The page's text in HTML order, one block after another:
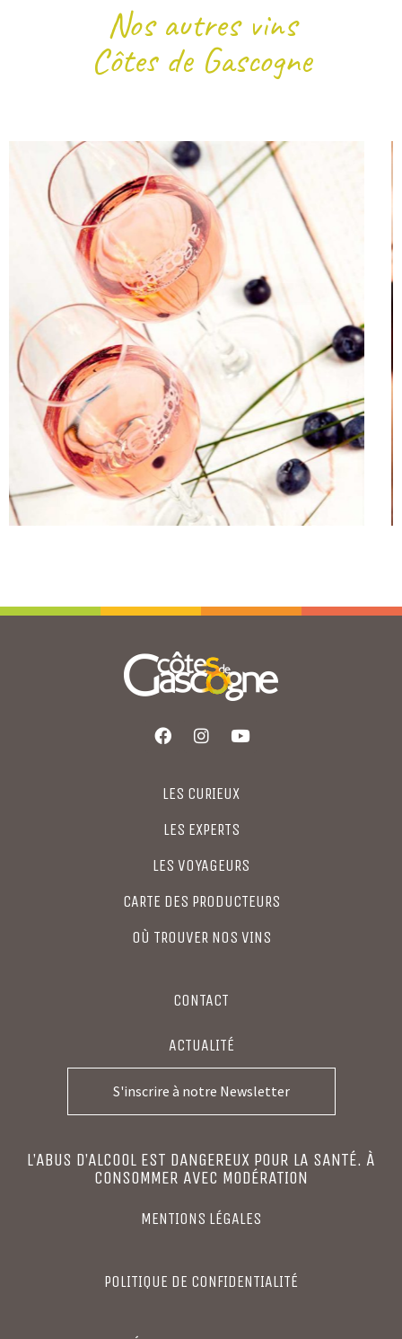
Nos autres vins
Côtes de Gascogne
LES CURIEUX
LES EXPERTS
LES VOYAGEURS
CARTE DES PRODUCTEURS
OÙ TROUVER NOS VINS
CONTACT
ACTUALITÉ
S'inscrire à notre Newsletter
L’ABUS D’ALCOOL EST DANGEREUX POUR LA SANTÉ. À
CONSOMMER AVEC MODÉRATION
MENTIONS LÉGALES
POLITIQUE DE CONFIDENTIALITÉ